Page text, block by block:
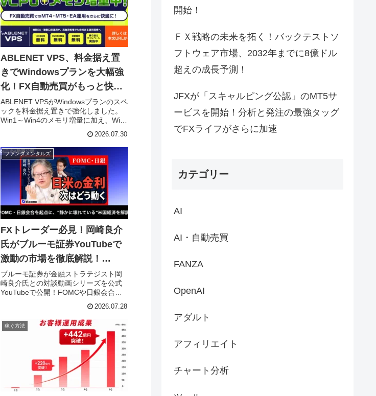
ABLENET VPS、料金据え置
きでWindowsプランを大幅強
化！FX自動売買がもっと快適
に！
ABLENET VPSがWindowsプランのスペ
ックを料金据え置きで強化しました。
Win1～Win4のメモリ増量に加え、Win4
数運用するFXトレーダーにとって、こ
れまで以上に快適な自動売買環境が手
に入ります。無料試用や初期費用無料
など、嬉しい特典も継続中です。
2026.07.30
ファンダメンタルズ
FXトレーダー必見！岡崎良介
氏がブルーモ証券YouTubeで
激動の市場を徹底解説！
FOMC・日銀会合から「壊れ
る米国経済」まで深掘り！
ブルーモ証券が金融ストラテジスト岡
崎良介氏との対談動画シリーズを公式
YouTubeで公開！FOMCや日銀会合後
そして「静かに壊れる米国経済」の深
層まで、FXファンが今知るべき重要テ
ーマを専門家が分かりやすく解説しま
す。副業や投資で成功を目指すあなた
に、きっと役立つ情報が満載です。
2026.07.28
稼ぐ方法
開始！
ＦＸ戦略の未来を拓く！バックテストソ
フトウェア市場、2032年までに8億ドル
超えの成長予測！
JFXが「スキャルピング公認」のMT5サ
ービスを開始！分析と発注の最強タッグ
でFXライフがさらに加速
カテゴリー
AI
AI・自動売買
FANZA
OpenAI
アダルト
アフィリエイト
チャート分析